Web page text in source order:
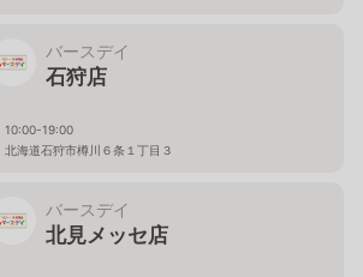
バースデイ
石狩店
10:00-19:00
北海道石狩市樽川６条１丁目３
バースデイ
北見メッセ店